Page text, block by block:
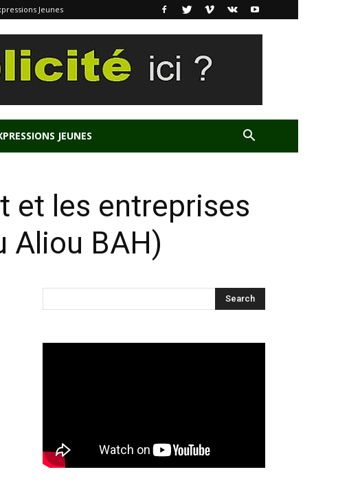
Jeunes
JEUNES
et les entreprises
Aliou BAH)